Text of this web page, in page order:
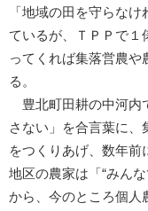
「地域の田を守らな
ているが、ＴＰＰで１
ってくれば集落営農や
る。
豊北町田耕の中河内
さない」を合言葉に、
をつくりあげ、数年前
地区の農家は「“みん
から、今のところ個人